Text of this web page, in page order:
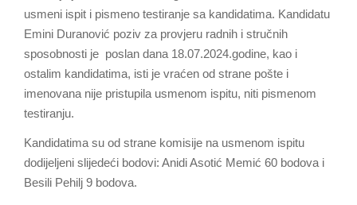
usmeni ispit i pismeno testiranje sa kandidatima. Kandidatu
Emini Duranović poziv za provjeru radnih i stručnih
sposobnosti je poslan dana 18.07.2024.godine, kao i
ostalim kandidatima, isti je vraćen od strane pošte i
imenovana nije pristupila usmenom ispitu, niti pismenom
testiranju.
Kandidatima su od strane komisije na usmenom ispitu
dodijeljeni slijedeći bodovi: Anidi Asotić Memić 60 bodova i
Besili Pehilj 9 bodova.